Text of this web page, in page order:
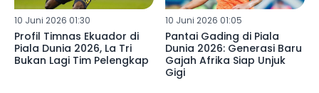
10 Juni 2026 01:30
Profil Timnas Ekuador di
Piala Dunia 2026, La Tri
Bukan Lagi Tim Pelengkap
10 Juni 2026 01:05
Pantai Gading di Piala
Dunia 2026: Generasi Baru
Gajah Afrika Siap Unjuk
Gigi